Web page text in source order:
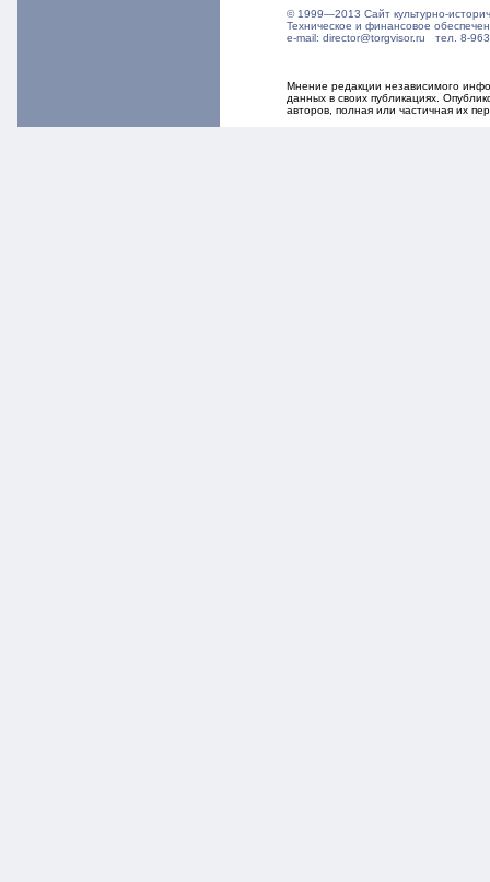
© 1999—2013 Сайт культурно-
Техническое и финансовое
e-mail: director@torgvisor.ru тел. 8-
Мнение редакции независимого
данных в своих публикациях.
авторов, полная или частичная их